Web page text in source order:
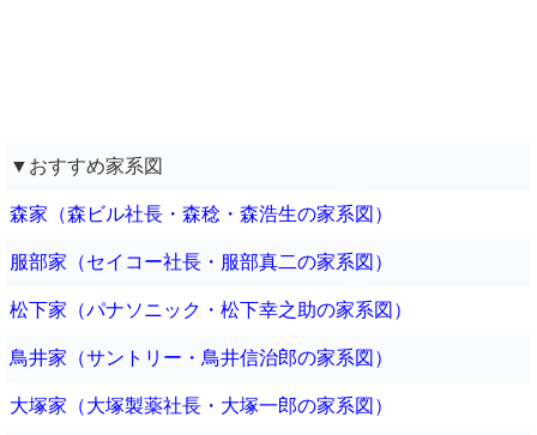
▼おすすめ家系図
森家（森ビル社長・森稔・森浩生の家系図）
服部家（セイコー社長・服部真二の家系図）
松下家（パナソニック・松下幸之助の家系図）
鳥井家（サントリー・鳥井信治郎の家系図）
大塚家（大塚製薬社長・大塚一郎の家系図）